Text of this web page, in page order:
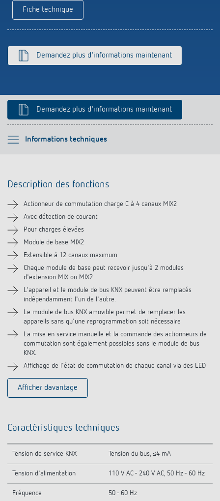
Historique
Fiche technique
Demandez plus d'informations maintenant
Demandez plus d'informations maintenant
Informations techniques
Veuillez sélectionner
Informations techniques
Téléchargements
Vidéos
Description des fonctions
Actionneur de commutation charge C à 4 canaux MIX2
Avec détection de courant
Pour charges élevées
Module de base MIX2
Extensible à 12 canaux maximum
Chaque module de base peut recevoir jusqu'à 2 modules
d'extension MIX ou MIX2
L'appareil et le module de bus KNX peuvent être remplacés
indépendamment l'un de l'autre.
Le module de bus KNX amovible permet de remplacer les
appareils sans qu'une reprogrammation soit nécessaire
La mise en service manuelle et la commande des actionneurs de
commutation sont également possibles sans le module de bus
KNX.
Affichage de l'état de commutation de chaque canal via des LED
Afficher davantage
Caractéristiques techniques
Tension de service KNX Tension du bus, ≤4 mA
Tension d'alimentation 110 V AC - 240 V AC, 50 Hz - 60 Hz
Fréquence 50 - 60 Hz